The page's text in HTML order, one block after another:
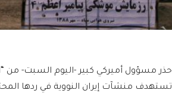
حذر مسؤول أميركي كبير -اليوم السبت- من
تستهدف منشآت إيران النووية في ردها